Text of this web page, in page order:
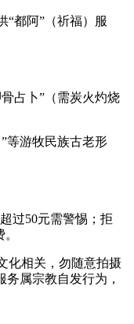
“都阿”（祈福）服
占卜”（需炭火灼烧
等游牧民族古老形
过50元需警惕；拒
化相关，勿随意拍摄
属宗教自发行为，